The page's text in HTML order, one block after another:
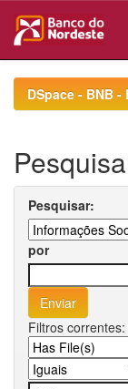
navigationDSpace - BNB
Pesquisar:
por
Filtros correntes: